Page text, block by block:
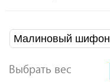
Малиновый шифон
Выбрать вес